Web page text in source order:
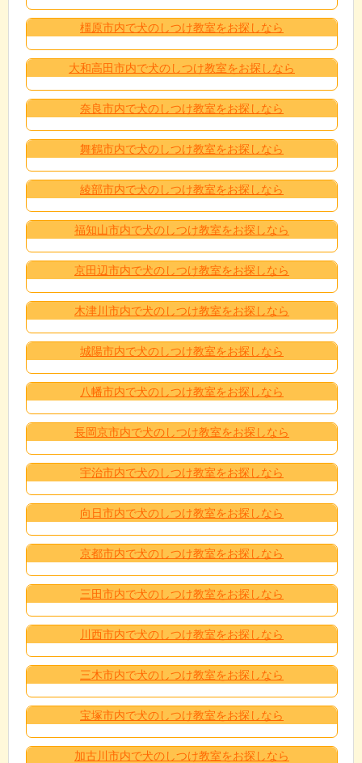
橿原市内で犬のしつけ教室をお探しなら
大和高田市内で犬のしつけ教室をお探しなら
奈良市内で犬のしつけ教室をお探しなら
舞鶴市内で犬のしつけ教室をお探しなら
綾部市内で犬のしつけ教室をお探しなら
福知山市内で犬のしつけ教室をお探しなら
京田辺市内で犬のしつけ教室をお探しなら
木津川市内で犬のしつけ教室をお探しなら
城陽市内で犬のしつけ教室をお探しなら
八幡市内で犬のしつけ教室をお探しなら
長岡京市内で犬のしつけ教室をお探しなら
宇治市内で犬のしつけ教室をお探しなら
向日市内で犬のしつけ教室をお探しなら
京都市内で犬のしつけ教室をお探しなら
三田市内で犬のしつけ教室をお探しなら
川西市内で犬のしつけ教室をお探しなら
三木市内で犬のしつけ教室をお探しなら
宝塚市内で犬のしつけ教室をお探しなら
加古川市内で犬のしつけ教室をお探しなら